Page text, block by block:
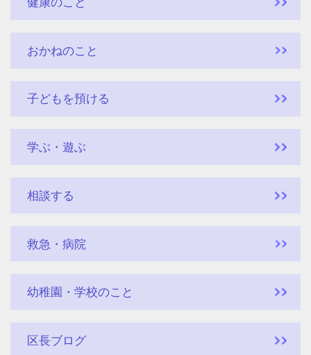
おかねのこと
子どもを預ける
学ぶ・遊ぶ
相談する
救急・病院
幼稚園・学校のこと
区長ブログ